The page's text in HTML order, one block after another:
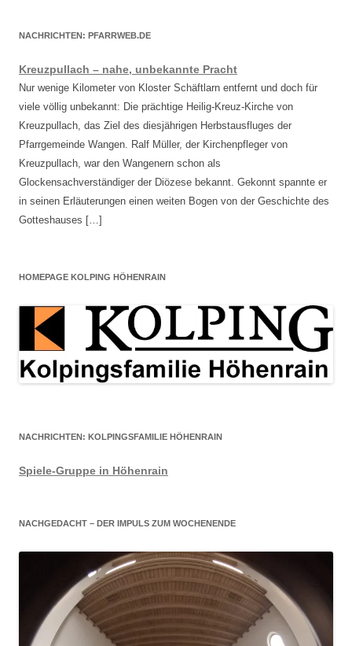
NACHRICHTEN: PFARRWEB.DE
Kreuzpullach – nahe, unbekannte Pracht
Nur wenige Kilometer von Kloster Schäftlarn entfernt und doch für
viele völlig unbekannt: Die prächtige Heilig-Kreuz-Kirche von
Kreuzpullach, das Ziel des diesjährigen Herbstausfluges der
Pfarrgemeinde Wangen. Ralf Müller, der Kirchenpfleger von
Kreuzpullach, war den Wangenern schon als
Glockensachverständiger der Diözese bekannt. Gekonnt spannte er
in seinen Erläuterungen einen weiten Bogen von der Geschichte des
Gotteshauses […]
HOMEPAGE KOLPING HÖHENRAIN
NACHRICHTEN: KOLPINGSFAMILIE HÖHENRAIN
Spiele-Gruppe in Höhenrain
NACHGEDACHT – DER IMPULS ZUM WOCHENENDE